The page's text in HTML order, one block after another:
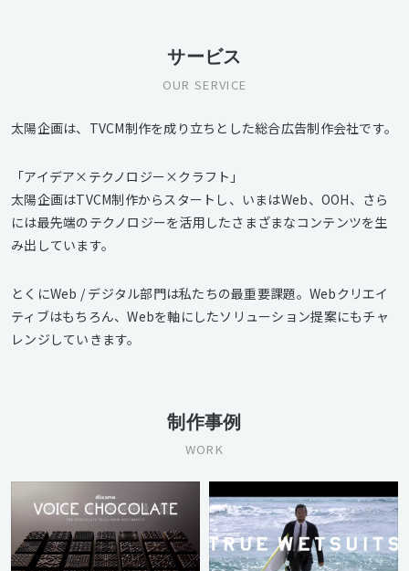
サービス
OUR SERVICE
太陽企画は、TVCM制作を成り立ちとした総合広告制作会社です。
「アイデア×テクノロジー×クラフト」
太陽企画はTVCM制作からスタートし、いまはWeb、OOH、さら
には最先端のテクノロジーを活用したさまざまなコンテンツを生
み出しています。
とくにWeb / デジタル部門は私たちの最重要課題。Webクリエイ
ティブはもちろん、Webを軸にしたソリューション提案にもチャ
レンジしていきます。
制作事例
WORK